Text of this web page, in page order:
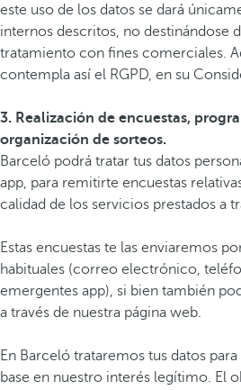
este uso de los datos se dará
internos descritos, no destinándose
tratamiento con fines comerciales.
contempla así el RGPD, en su
3. Realización de encuestas,
organización de sorteos.
Barceló podrá tratar tus datos
app, para remitirte encuestas
calidad de los servicios prestados a
Estas encuestas te las enviaremos
habituales (correo electrónico,
emergentes app), si bien también
a través de nuestra página web.
En Barceló trataremos tus datos
base en nuestro interés legítimo. El